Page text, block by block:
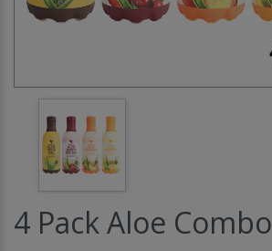
4 Pack Aloe Combo